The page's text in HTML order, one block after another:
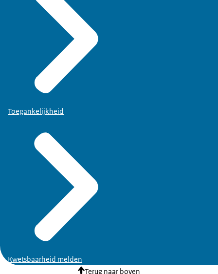
Toegankelijkheid
Kwetsbaarheid melden
Terug naar boven